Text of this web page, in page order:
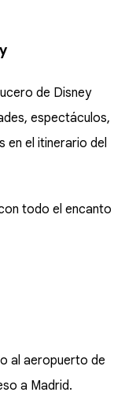
de Disney
espectáculos,
en el itinerario del
todo el encanto
al aeropuerto de
a Madrid.